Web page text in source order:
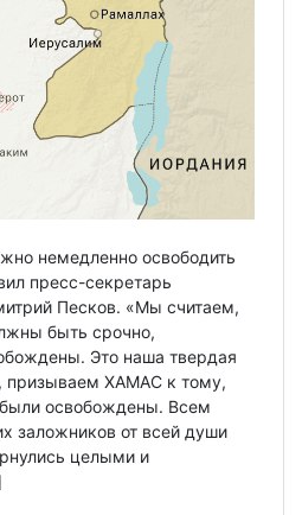
немедленно освободить
пресс-секретарь
Песков. «Мы считаем,
быть срочно,
Это наша твердая
призываем ХАМАС к тому,
освобождены. Всем
заложников от всей души
целыми и